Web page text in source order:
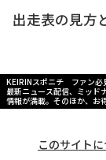
出走表の見方
KEIRINスポニチ ファン必
最新ニュース配信、ミッド
情報が満載。そのほか、お
このサイト